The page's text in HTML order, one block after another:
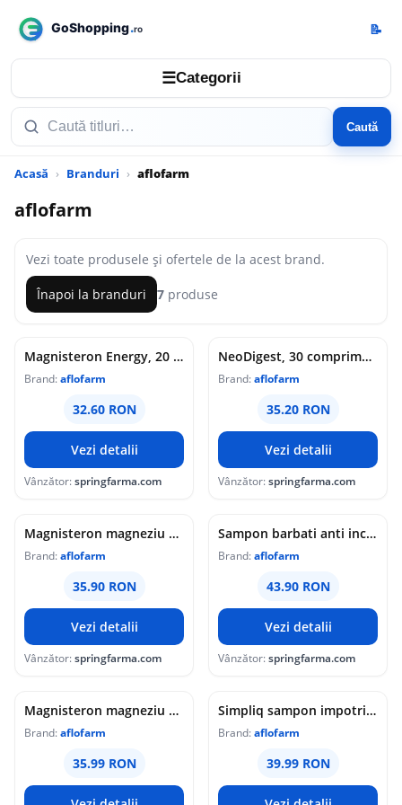
☰Categorii
Caută
📝
Acasă Branduri aflofarm
aflofarm
Vezi toate produsele și ofertele de la acest brand.
Înapoi la branduri 7 produse
Magnisteron Energy, 20 comprimate efervescente, Aflofarm
Brand:aflofarm
32.60 RON
Vezi detalii
Vânzător:springfarma.com
NeoDigest, 30 comprimate, Aflofarm
Brand:aflofarm
35.20 RON
Vezi detalii
Vânzător:springfarma.com
Magnisteron magneziu pentru barbati, 30 comprimate, Aflofarm
Brand:aflofarm
35.90 RON
Vezi detalii
Vânzător:springfarma.com
Sampon barbati anti incaruntire Simpliq, 150 ml, Aflofarm
Brand:aflofarm
43.90 RON
Vezi detalii
Vânzător:springfarma.com
Magnisteron magneziu pentru barbati, 30 comprimate, Aflofarm
Brand:aflofarm
35.99 RON
Simpliq sampon impotriva incaruntirii parului inchis la culoare, 150ml, Aflofarm
Brand:aflofarm
39.99 RON